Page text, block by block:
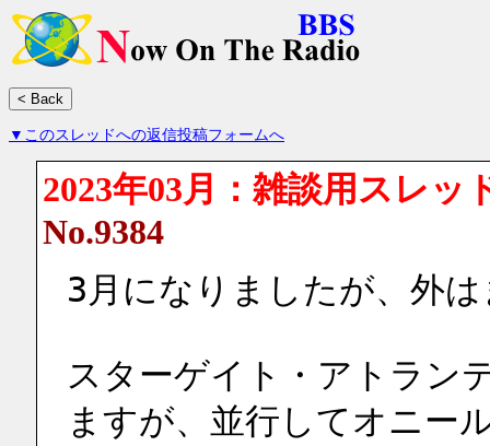
▼このスレッドへの返信投稿フォームへ
2023年03月：雑談用スレッ
No.9384
3月になりましたが、外
スターゲイト・アトラン
ますが、並行してオニー